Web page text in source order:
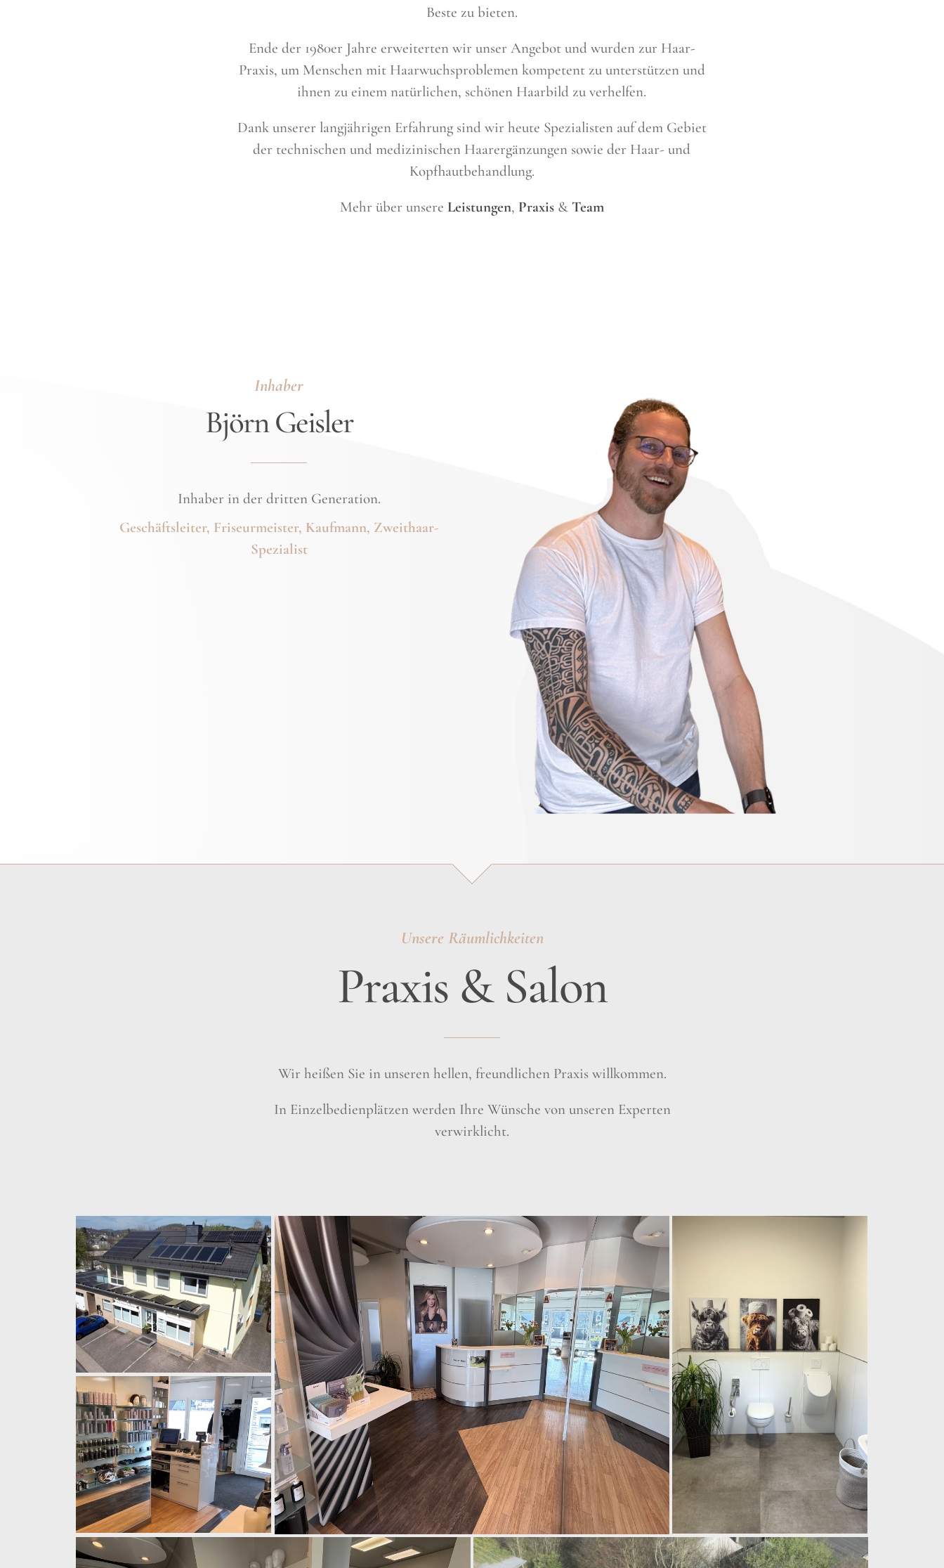
Beste zu bieten.
Ende der 1980er Jahre erweiterten wir unser Angebot und wurden zur Haar-
Praxis, um Menschen mit Haarwuchsproblemen kompetent zu unterstützen und
ihnen zu einem natürlichen, schönen Haarbild zu verhelfen.
Dank unserer langjährigen Erfahrung sind wir heute Spezialisten auf dem Gebiet
der technischen und medizinischen Haarergänzungen sowie der Haar- und
Kopfhautbehandlung.
Mehr über unsere Leistungen, Praxis& Team
Inhaber
Björn Geisler
Inhaber in der dritten Generation.
Geschäftsleiter, Friseurmeister, Kaufmann, Zweithaar-
Spezialist
Unsere Räumlichkeiten
Praxis & Salon
Wir heißen Sie in unseren hellen, freundlichen Praxis willkommen.
In Einzelbedienplätzen werden Ihre Wünsche von unseren Experten
verwirklicht.